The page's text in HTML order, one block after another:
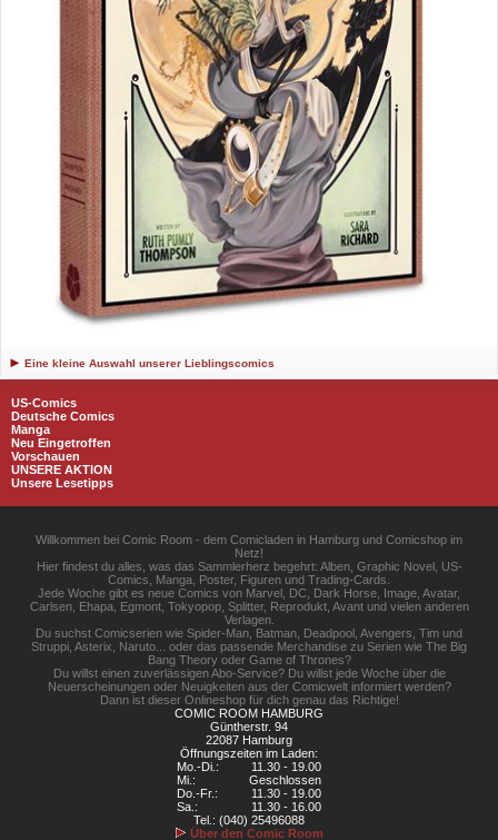
Eine kleine Auswahl unserer Lieblingscomics
US-Comics
Deutsche Comics
Manga
Neu Eingetroffen
Vorschauen
UNSERE AKTION
Unsere Lesetipps
Willkommen bei Comic Room - dem Comicladen in Hamburg und Comicshop im
Netz!
Hier findest du alles, was das Sammlerherz begehrt: Alben, Graphic Novel, US-
Comics, Manga, Poster, Figuren und Trading-Cards.
Jede Woche gibt es neue Comics von Marvel, DC, Dark Horse, Image, Avatar,
Carlsen, Ehapa, Egmont, Tokyopop, Splitter, Reprodukt, Avant und vielen anderen
Verlagen.
Du suchst Comicserien wie Spider-Man, Batman, Deadpool, Avengers, Tim und
Struppi, Asterix, Naruto... oder das passende Merchandise zu Serien wie The Big
Bang Theory oder Game of Thrones?
Du willst einen zuverlässigen Abo-Service? Du willst jede Woche über die
Neuerscheinungen oder Neuigkeiten aus der Comicwelt informiert werden?
Dann ist dieser Onlineshop für dich genau das Richtige!
COMIC ROOM HAMBURG
Güntherstr. 94
22087 Hamburg
Öffnungszeiten im Laden:
Mo.-Di.:
11.30 - 19.00
Mi.:
Geschlossen
Do.-Fr.:
11.30 - 19.00
Sa.:
11.30 - 16.00
Tel.: (040) 25496088
Über den Comic Room